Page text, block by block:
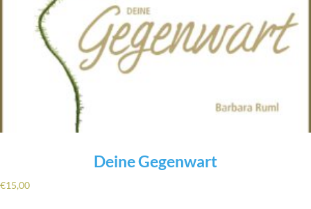
Deine Gegenwart
€15,00